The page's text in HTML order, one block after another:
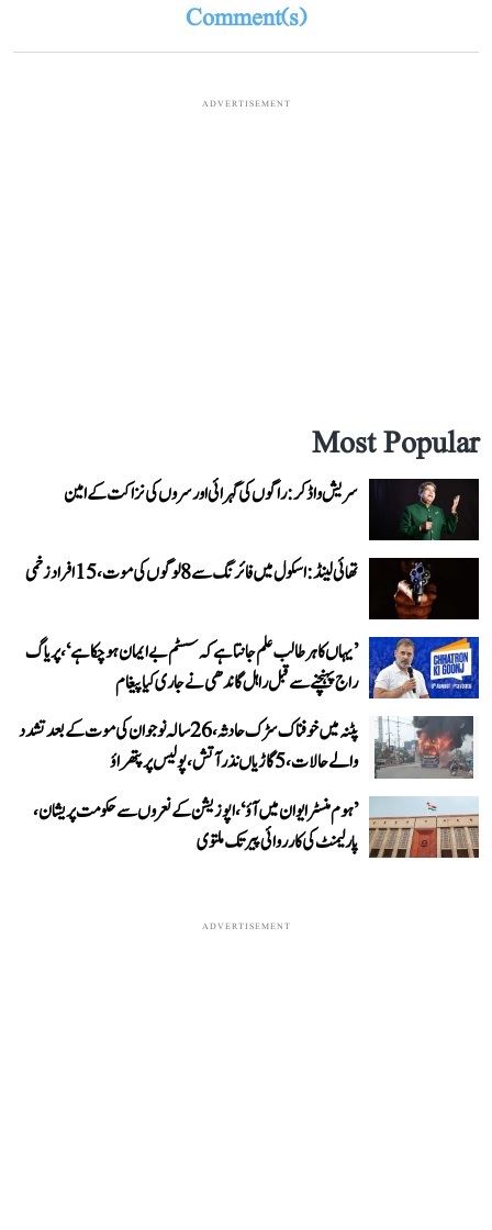
Comment(s)
ADVERTISEMENT
Most Popular
سریش واڈکر: راگوں کی گہرائی اور سروں کی نزاکت کے امین
تھائی لینڈ: اسکول میں فائرنگ سے 8 لوگوں کی موت، 15 افراد زخمی
’یہاں کا ہر طالب علم جانتا ہے کہ سسٹم بے ایمان ہو چکا ہے‘، پریاگ
راج پہنچنے سے قبل راہل گاندھی نے جاری کیا پیغام
پٹنہ میں خوفناک سڑک حادثہ، 26 سالہ نوجوان کی موت کے بعد تشدد
والے حالات، 5 گاڑیاں نذر آتش، پولیس پر پتھراؤ
’ہوم منسٹر ایوان میں آؤ‘، اپوزیشن کے نعروں سے حکومت پریشان،
پارلیمنٹ کی کارروائی پیر تک ملتوی
ADVERTISEMENT